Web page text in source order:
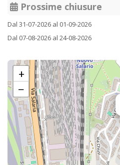
Prossime chiusure
Dal 31-07-2026 al 01-09-2026
Dal 07-08-2026 al 24-08-2026
+
−